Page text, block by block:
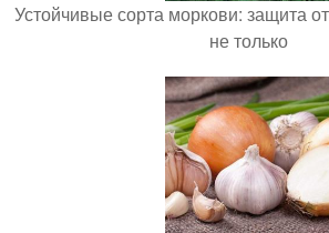
Устойчивые сорта моркови: защита
не только